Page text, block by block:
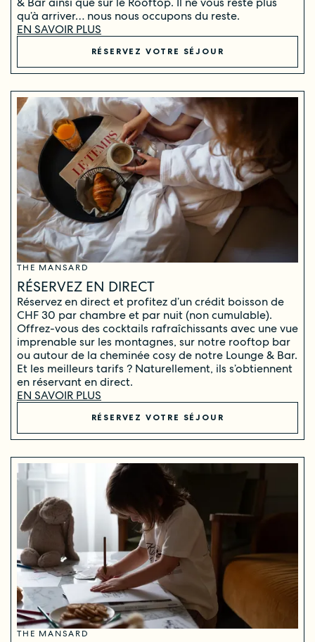
qu’à arriver… nous nous occupons du reste.
EN SAVOIR PLUS
RÉSERVEZ VOTRE SÉJOUR
THE MANSARD
RÉSERVEZ EN DIRECT
Réservez en direct et profitez d’un crédit boisson de
CHF 30 par chambre et par nuit (non cumulable).
Offrez-vous des cocktails rafraîchissants avec une vue
imprenable sur les montagnes, sur notre rooftop bar
ou autour de la cheminée cosy de notre Lounge & Bar.
Et les meilleurs tarifs ? Naturellement, ils s’obtiennent
en réservant en direct.
EN SAVOIR PLUS
RÉSERVEZ VOTRE SÉJOUR
THE MANSARD